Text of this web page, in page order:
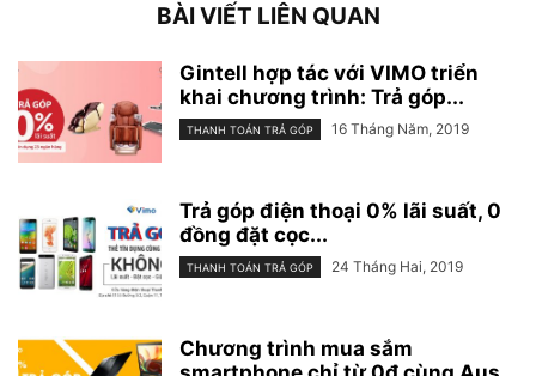
BÀI VIẾT LIÊN QUAN
Gintell hợp tác với VIMO triển
khai chương trình: Trả góp...
THANH TOÁN TRẢ GÓP 16 Tháng Năm, 2019
Trả góp điện thoại 0% lãi suất, 0
đồng đặt cọc...
THANH TOÁN TRẢ GÓP 24 Tháng Hai, 2019
Chương trình mua sắm